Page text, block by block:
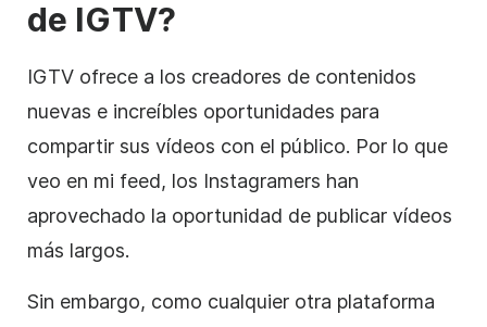
de IGTV?
IGTV ofrece a los creadores de contenidos
nuevas e increíbles oportunidades para
compartir sus vídeos con el público. Por lo que
veo en mi feed, los Instagramers han
aprovechado la oportunidad de publicar vídeos
más largos.
Sin embargo, como cualquier otra plataforma